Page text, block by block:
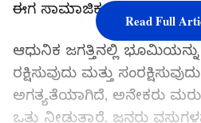
ಈಗ ಸಾಮಾಜಿಕ ಜಾಲತಾಣದಲ್ಲಿ
ಆಧುನಿಕ ಜಗತ್ತಿನಲ್ಲಿ
ರಕ್ಷಿಸುವುದು ಮತ್ತು
ಅಗತ್ಯತೆಯಾಗಿದೆ, ಅನೇಕರು
ಒತ್ತು ನೀಡುತ್ತಾರೆ. ಜನರು
Read Full